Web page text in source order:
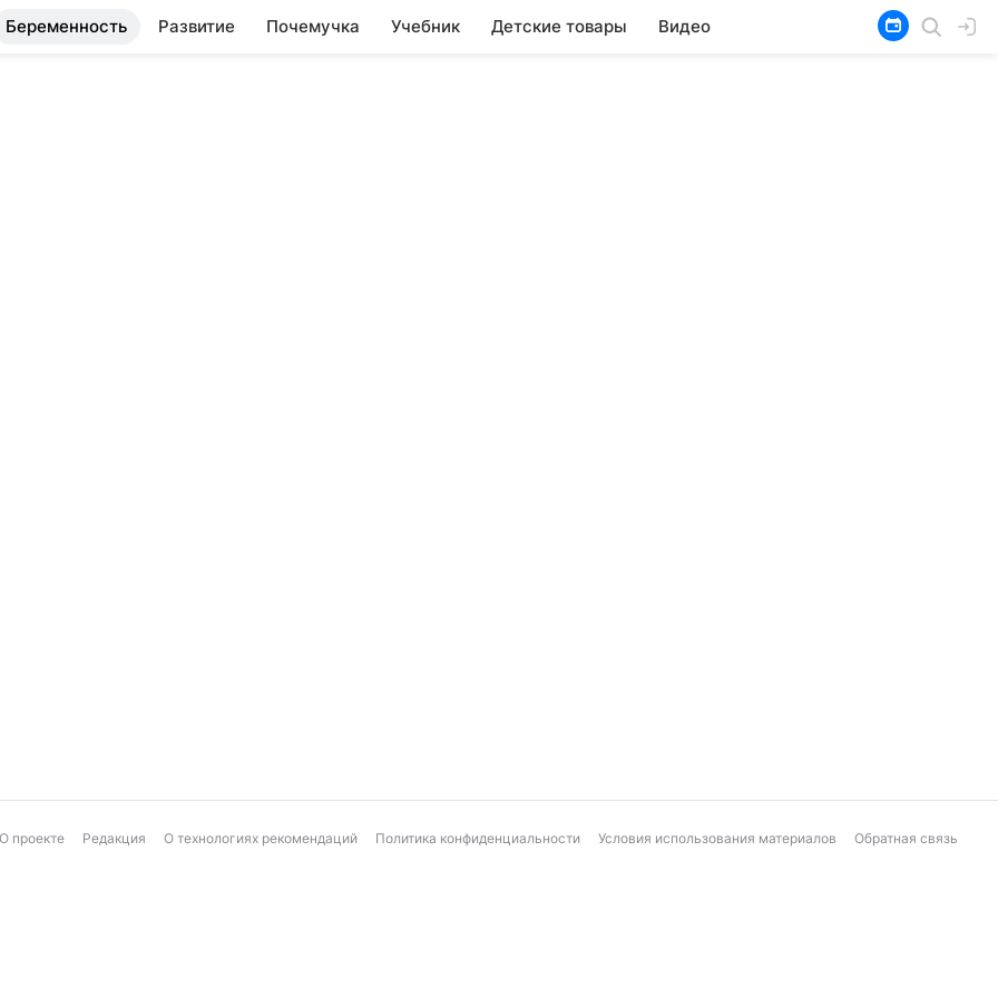
Беременность Развитие Почемучка Учебник Детские товары Видео
О проекте Редакция О технологиях рекомендаций Политика конфиденциальности Условия использования материалов Обратная связь